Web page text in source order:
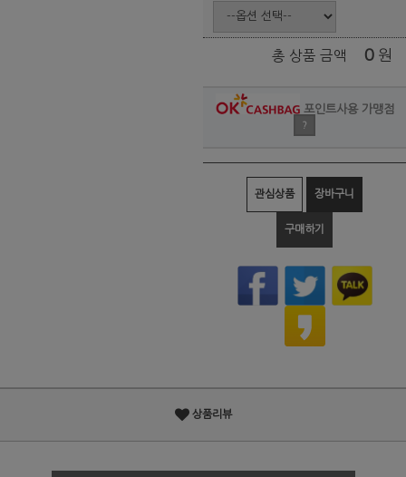
총 상품 금액 0 원
포인트사용 가맹점
?
관심상품 장바구니
구매하기
상품리뷰